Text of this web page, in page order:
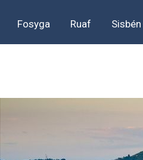
Fosyga Ruaf